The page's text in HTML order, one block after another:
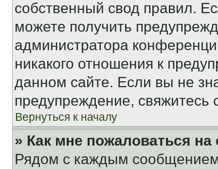
собственный свод правил.
можете получить
администратора
никакого отношения к
данном сайте. Если вы не
предупреждение,
Вернуться к началу
» Как мне пожаловаться
Рядом с каждым сообщением